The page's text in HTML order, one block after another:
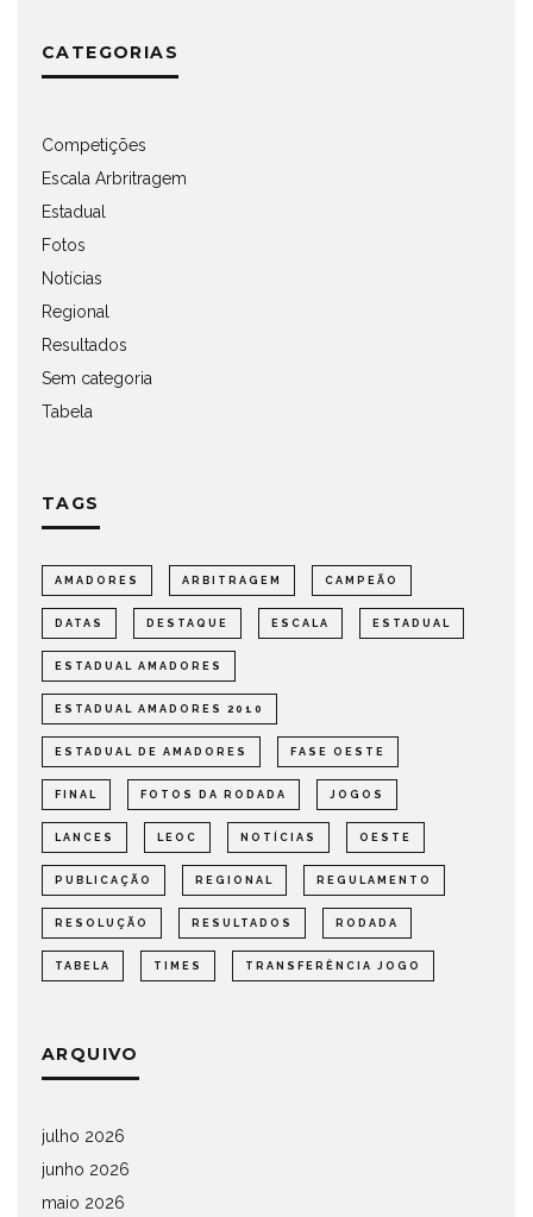
CATEGORIAS
Competições
Escala Arbritragem
Estadual
Fotos
Notícias
Regional
Resultados
Sem categoria
Tabela
TAGS
AMADORES ARBITRAGEM CAMPEÃO
DATAS DESTAQUE ESCALA ESTADUAL
ESTADUAL AMADORES
ESTADUAL AMADORES 2010
ESTADUAL DE AMADORES FASE OESTE
FINAL FOTOS DA RODADA JOGOS
LANCES LEOC NOTÍCIAS OESTE
PUBLICAÇÃO REGIONAL REGULAMENTO
RESOLUÇÃO RESULTADOS RODADA
TABELA TIMES TRANSFERÊNCIA JOGO
ARQUIVO
julho 2026
junho 2026
maio 2026